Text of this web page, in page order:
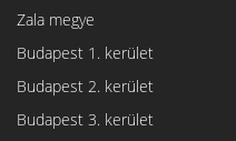
Zala megye
Budapest 1. kerület
Budapest 2. kerület
Budapest 3. kerület